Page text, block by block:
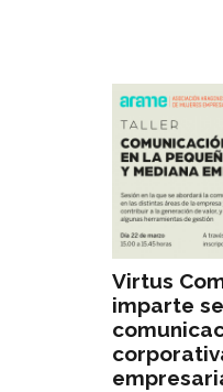
Virtus
imparte